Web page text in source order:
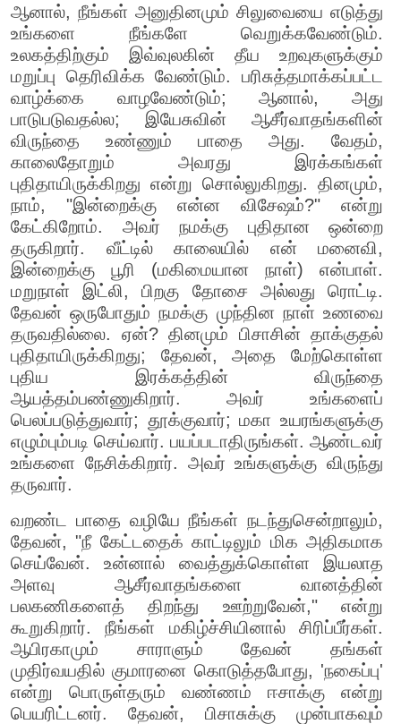
ஆனால், நீங்கள் அனுதினமும் சிலுவையை எடுத்து
உங்களை நீங்களே வெறுக்கவேண்டும்.
உலகத்திற்கும் இவ்வுலகின் தீய உறவுகளுக்கும்
மறுப்பு தெரிவிக்க வேண்டும். பரிசுத்தமாக்கப்பட்ட
வாழ்க்கை வாழவேண்டும்; ஆனால், அது
பாடுபடுவதல்ல; இயேசுவின் ஆசீர்வாதங்களின்
விருந்தை உண்ணும் பாதை அது. வேதம்,
காலைதோறும் அவரது இரக்கங்கள்
புதிதாயிருக்கிறது என்று சொல்லுகிறது. தினமும்,
நாம், "இன்றைக்கு என்ன விசேஷம்?" என்று
கேட்கிறோம். அவர் நமக்கு புதிதான ஒன்றை
தருகிறார். வீட்டில் காலையில் என் மனைவி,
இன்றைக்கு பூரி (மகிமையான நாள்) என்பாள்.
மறுநாள் இட்லி, பிறகு தோசை அல்லது ரொட்டி.
தேவன் ஒருபோதும் நமக்கு முந்தின நாள் உணவை
தருவதில்லை. ஏன்? தினமும் பிசாசின் தாக்குதல்
புதிதாயிருக்கிறது; தேவன், அதை மேற்கொள்ள
புதிய இரக்கத்தின் விருந்தை
ஆயத்தம்பண்ணுகிறார். அவர் உங்களைப்
பெலப்படுத்துவார்; தூக்குவார்; மகா உயரங்களுக்கு
எழும்பும்படி செய்வார். பயப்படாதிருங்கள். ஆண்டவர்
உங்களை நேசிக்கிறார். அவர் உங்களுக்கு விருந்து
தருவார்.
வறண்ட பாதை வழியே நீங்கள் நடந்துசென்றாலும்,
தேவன், "நீ கேட்டதைக் காட்டிலும் மிக அதிகமாக
செய்வேன். உன்னால் வைத்துக்கொள்ள இயலாத
அளவு ஆசீர்வாதங்களை வானத்தின்
பலகணிகளைத் திறந்து ஊற்றுவேன்," என்று
கூறுகிறார். நீங்கள் மகிழ்ச்சியினால் சிரிப்பீர்கள்.
ஆபிரகாமும் சாராளும் தேவன் தங்கள்
முதிர்வயதில் குமாரனை கொடுத்தபோது, 'நகைப்பு'
என்று பொருள்தரும் வண்ணம் ஈசாக்கு என்று
பெயரிட்டனர். தேவன், பிசாசுக்கு முன்பாகவும்